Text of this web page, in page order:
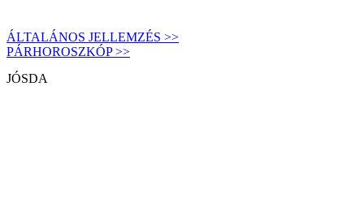
ÁLTALÁNOS JELLEMZÉS >>
PÁRHOROSZKÓP >>
JÓSDA